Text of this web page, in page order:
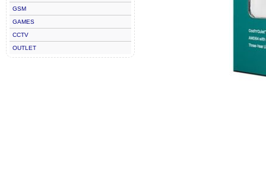
GSM
GAMES
CCTV
OUTLET